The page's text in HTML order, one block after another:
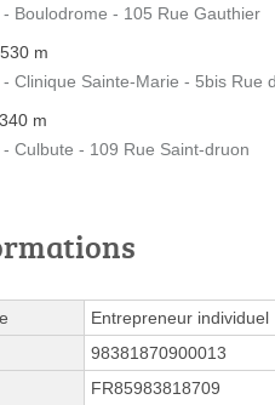
Boulodrome - 105 Rue Gauthier
m
Clinique Sainte-Marie - 5bis Rue
m
Culbute - 109 Rue Saint-druon
Entrepreneur individuel
98381870900013
FR85983818709